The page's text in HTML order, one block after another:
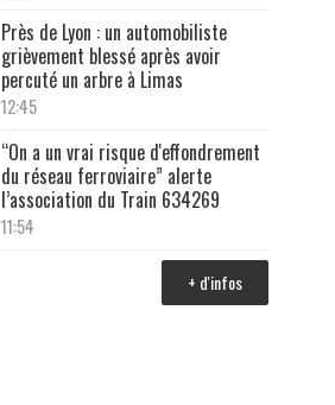
Près de Lyon : un automobiliste
grièvement blessé après avoir
percuté un arbre à Limas
12:45
“On a un vrai risque d'effondrement
du réseau ferroviaire” alerte
l’association du Train 634269
11:54
+ d'infos